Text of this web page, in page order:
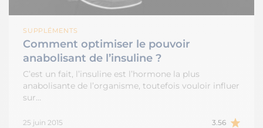
SUPPLÉMENTS
Comment optimiser le pouvoir
anabolisant de l’insuline ?
C’est un fait, l’insuline est l’hormone la plus
anabolisante de l’organisme, toutefois vouloir influer
sur…
25 juin 2015 3.56